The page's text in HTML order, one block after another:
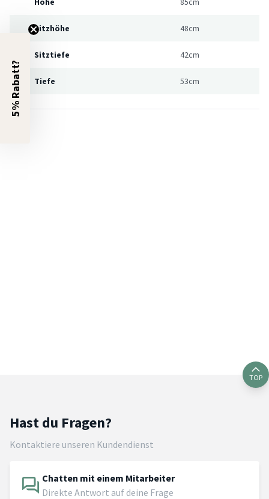
Sitzhöhe 48cm
Sitztiefe 42cm
Tiefe 53cm
TOP
Hast du Fragen?
Kontaktiere unseren Kundendienst
Chatten mit einem Mitarbeiter
Direkte Antwort auf deine Frage
5% Rabatt?